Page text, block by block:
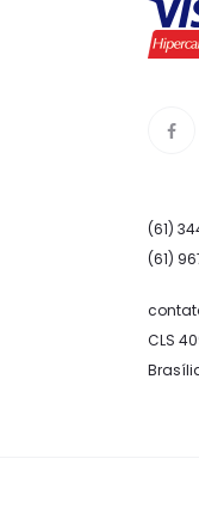
(61)
(61)
CLS